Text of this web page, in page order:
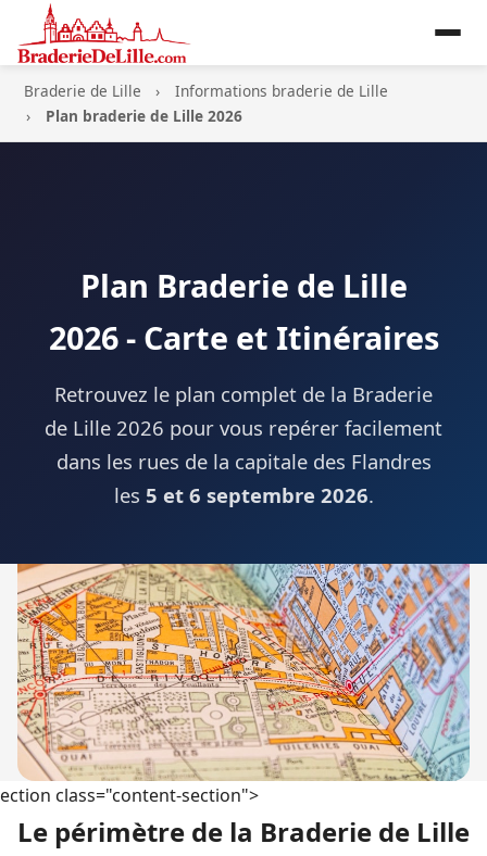
Braderie de Lille
Informations braderie de Lille
Plan braderie de Lille 2026
Plan Braderie de Lille
2026 - Carte et Itinéraires
Retrouvez le plan complet de la Braderie
de Lille 2026 pour vous repérer facilement
dans les rues de la capitale des Flandres
les 5 et 6 septembre 2026.
ection class="content-section">
Le périmètre de la Braderie de Lille